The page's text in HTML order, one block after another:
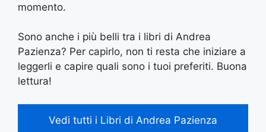
momento.
Sono anche i più belli tra i libri di Andrea
Pazienza? Per capirlo, non ti resta che iniziare a
leggerli e capire quali sono i tuoi preferiti. Buona
lettura!
Vedi tutti i Libri di Andrea Pazienza